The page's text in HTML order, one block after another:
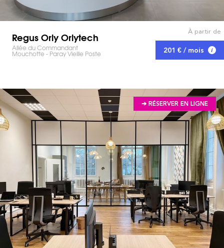
Regus Orly Orlytech
Allée du Commandant
Mouchotte - Paray Vieille Poste
À partir de
201 € / mois
➔ RÉSERVER EN LIGNE